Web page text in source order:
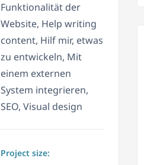
Funktionalität der
Website, Help writing
content, Hilf mir, etwas
zu entwickeln, Mit
einem externen
System integrieren,
SEO, Visual design
Project size: